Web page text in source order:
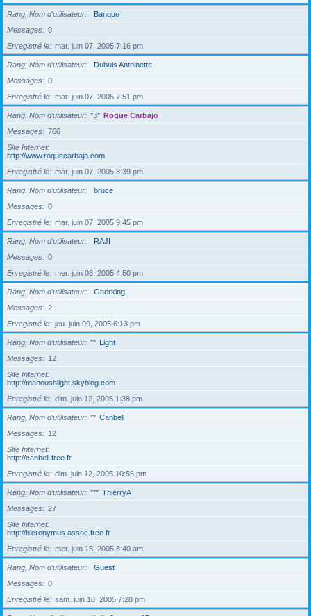
Rang, Nom d’utilisateur
Banquo
Messages
0
Enregistré le
mar. juin 07, 2005 7:16 pm
Rang, Nom d’utilisateur
Dubuis Antoinette
Messages
0
Enregistré le
mar. juin 07, 2005 7:51 pm
Rang, Nom d’utilisateur *3* Roque Carbajo
Messages
766
Site Internet
http://www.roquecarbajo.com
Enregistré le
mar. juin 07, 2005 8:39 pm
Rang, Nom d’utilisateur
bruce
Messages
0
Enregistré le
mar. juin 07, 2005 9:45 pm
Rang, Nom d’utilisateur
RAJI
Messages
0
Enregistré le
mer. juin 08, 2005 4:50 pm
Rang, Nom d’utilisateur
Gherking
Messages
2
Enregistré le
jeu. juin 09, 2005 6:13 pm
Rang, Nom d’utilisateur ** Light
Messages
12
Site Internet
http://manoushlight.skyblog.com
Enregistré le
dim. juin 12, 2005 1:38 pm
Rang, Nom d’utilisateur ** Canbell
Messages
12
Site Internet
http://canbell.free.fr
Enregistré le
dim. juin 12, 2005 10:56 pm
Rang, Nom d’utilisateur *** ThierryA
Messages
27
Site Internet
http://hieronymus.assoc.free.fr
Enregistré le
mer. juin 15, 2005 8:40 am
Rang, Nom d’utilisateur
Guest
Messages
0
Enregistré le
sam. juin 18, 2005 7:28 pm